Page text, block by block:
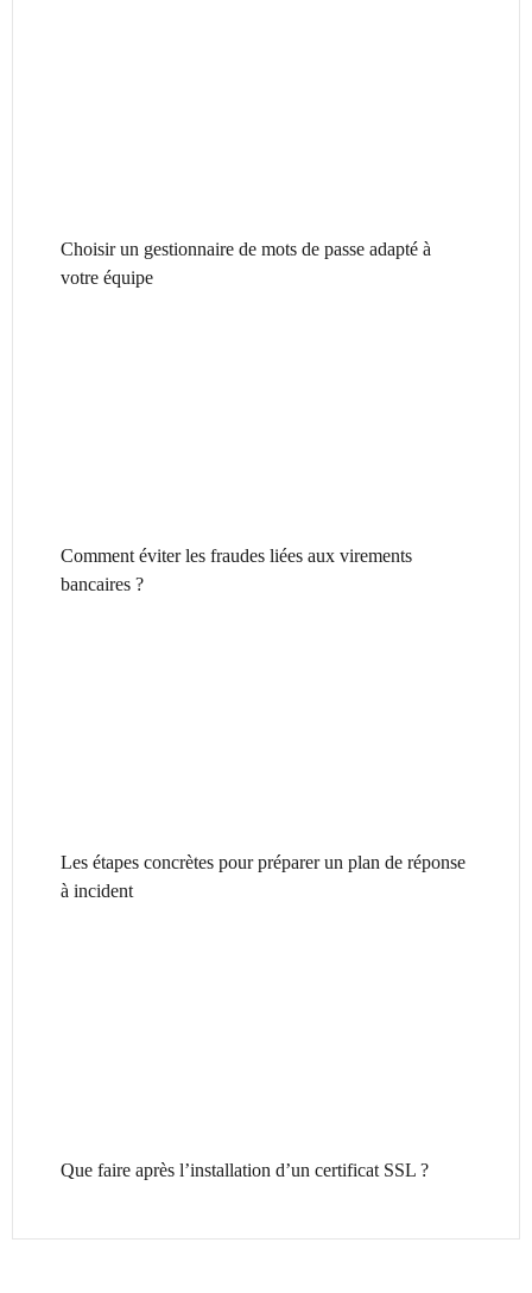
Choisir un gestionnaire de mots de passe adapté à
votre équipe
Comment éviter les fraudes liées aux virements
bancaires ?
Les étapes concrètes pour préparer un plan de réponse
à incident
Que faire après l’installation d’un certificat SSL ?